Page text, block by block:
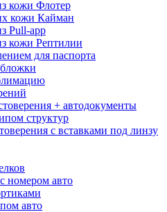
кожи Флотер
кожи Кайман
Pull-app
кожи Рептилии
для паспорта
+ автодокументы
структур
с вставками под линзу
номером авто
авто